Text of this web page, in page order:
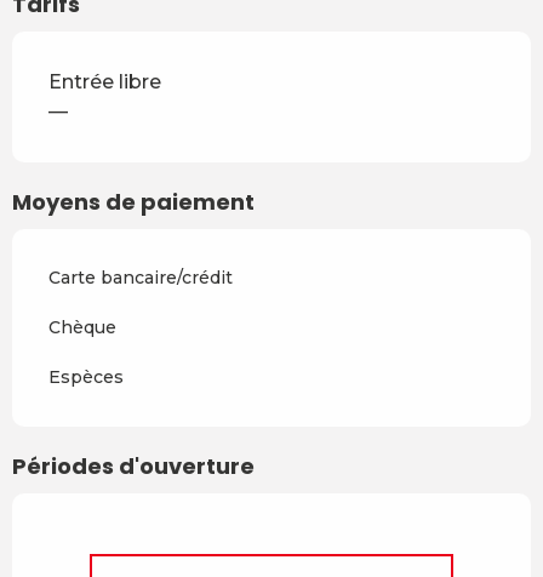
Entrée libre
—
Moyens de paiement
Carte bancaire/crédit
Chèque
Espèces
Périodes d'ouverture